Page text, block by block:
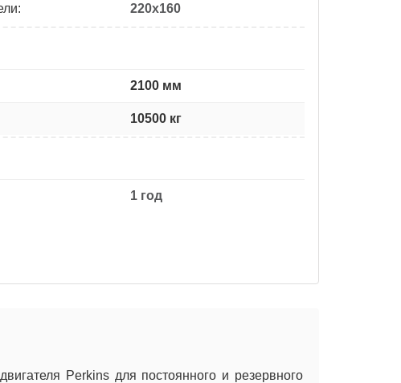
220x160
2100 мм
10500 кг
1 год
Perkins для постоянного и резервного